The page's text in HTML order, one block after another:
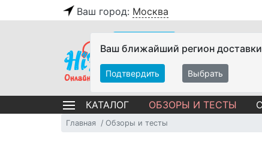
Ваш город: Москва
Ваш ближайший регион
Подтвердить Выбрать
КАТАЛОГ ОБЗОРЫ И ТЕСТЫ
Главная Обзоры и тесты